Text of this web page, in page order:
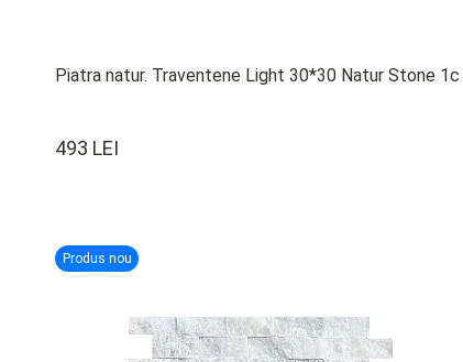
Piatra natur. Traventene Light 30*30 Natur Stone 1c
493 LEI
Produs nou